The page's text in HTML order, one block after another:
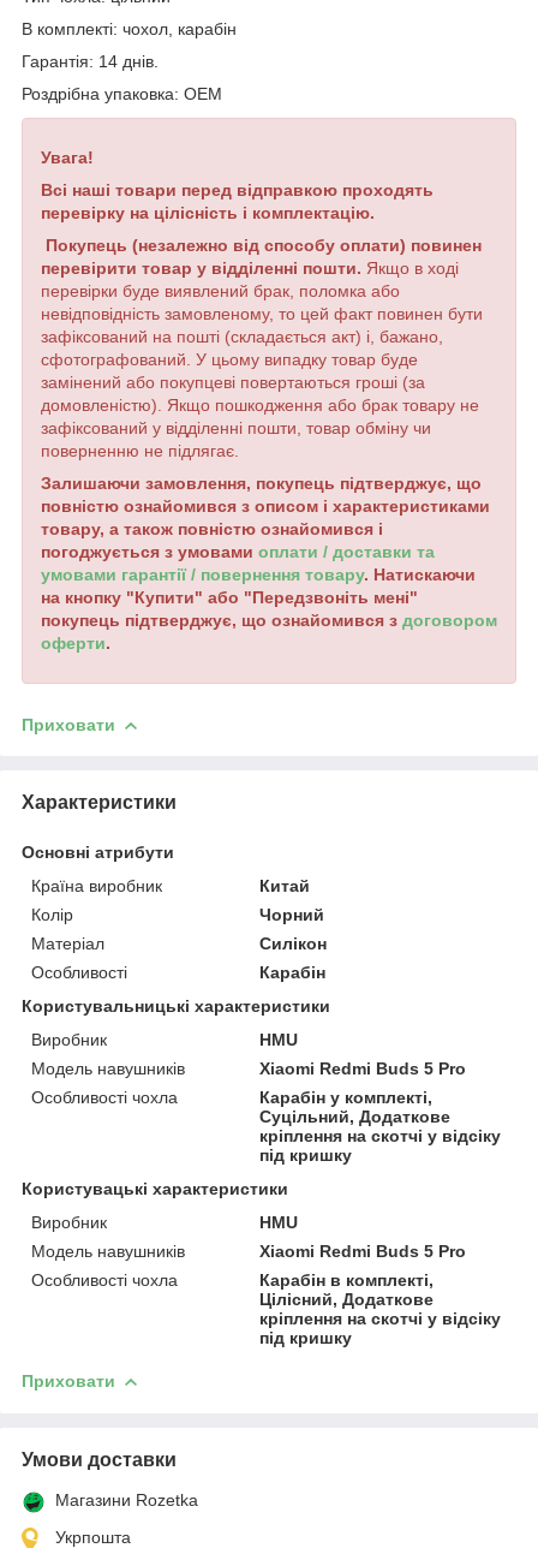
В комплекті: чохол, карабін
Гарантія: 14 днів.
Роздрібна упаковка: OEM
Увага!
Всі наші товари перед відправкою проходять
перевірку на цілісність і комплектацію.
Покупець (незалежно від способу оплати) повинен
перевірити товар у відділенні пошти. Якщо в ході
перевірки буде виявлений брак, поломка або
невідповідність замовленому, то цей факт повинен бути
зафіксований на пошті (складається акт) і, бажано,
сфотографований. У цьому випадку товар буде
замінений або покупцеві повертаються гроші (за
домовленістю). Якщо пошкодження або брак товару не
зафіксований у відділенні пошти, товар обміну чи
поверненню не підлягає.
Залишаючи замовлення, покупець підтверджує, що
повністю ознайомився з описом і характеристиками
товару, а також повністю ознайомився і
погоджується з умовами оплати / доставки та
умовами гарантії / повернення товару. Натискаючи
на кнопку "Купити" або "Передзвоніть мені"
покупець підтверджує, що ознайомився з договором
оферти.
Приховати
Характеристики
Основні атрибути
Країна виробник
Китай
Колір
Чорний
Матеріал
Силікон
Особливості
Карабін
Користувальницькі характеристики
Виробник
HMU
Модель навушників
Xiaomi Redmi Buds 5 Pro
Особливості чохла
Карабін у комплекті,
Суцільний, Додаткове
кріплення на скотчі у відсіку
під кришку
Користувацькi характеристики
Виробник
HMU
Модель навушників
Xiaomi Redmi Buds 5 Pro
Особливості чохла
Карабін в комплекті,
Цілісний, Додаткове
кріплення на скотчі у відсіку
під кришку
Приховати
Умови доставки
Магазини Rozetka
Укрпошта